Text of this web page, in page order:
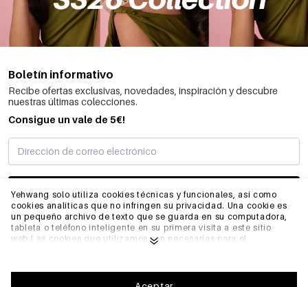
Yehwang solo utiliza cookies técnicas y funcionales, así como
cookies analíticas que no infringen su privacidad. Una cookie es
un pequeño archivo de texto que se guarda en su computadora,
tableta o teléfono inteligente en su primera visita a este sitio
web.Las cookies que utilizamos son necesarias para el
por ejemplo, sus preferencias. También nos permiten optimizar
nuestro sitio web.Para garantizar una buena experiencia de
Boletín informativo
Recibe ofertas exclusivas, novedades, inspiración y descubre
nuestras últimas colecciones.
Consigue un vale de 5€!
SUSCRIBIRME
INFORMACIÓN